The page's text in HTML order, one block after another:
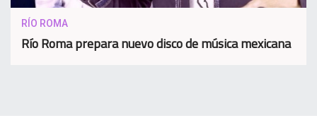
RÍO ROMA
Río Roma prepara nuevo disco de música mexicana